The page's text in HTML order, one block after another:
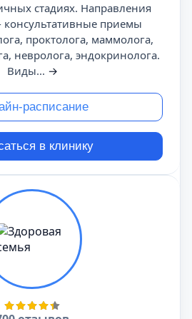
стадиях. Направления
консультативные приемы
проктолога, маммолога,
невролога, эндокринолога.
Виды... →
расписание
в клинику